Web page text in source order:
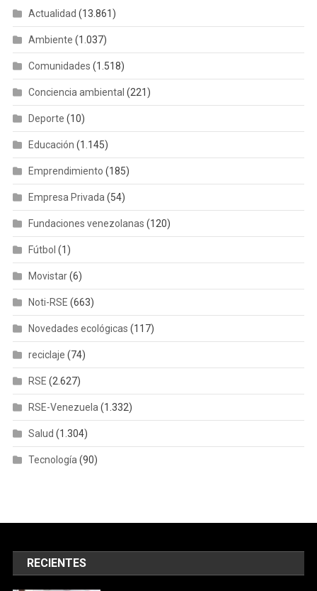
Actualidad (13.861)
Ambiente (1.037)
Comunidades (1.518)
Conciencia ambiental (221)
Deporte (10)
Educación (1.145)
Emprendimiento (185)
Empresa Privada(54)
Fundaciones venezolanas (120)
Fútbol (1)
Movistar(6)
Noti-RSE (663)
Novedades ecológicas (117)
reciclaje (74)
RSE (2.627)
RSE-Venezuela(1.332)
Salud (1.304)
Tecnología(90)
RECIENTES